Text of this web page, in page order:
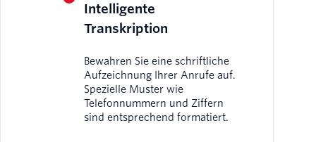
Intelligente
Transkription
Bewahren Sie eine schriftliche
Aufzeichnung Ihrer Anrufe auf.
Spezielle Muster wie
Telefonnummern und Ziffern
sind entsprechend formatiert.